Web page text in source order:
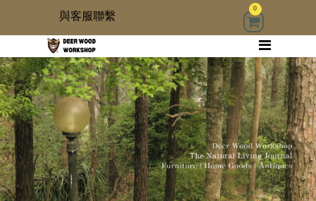
家具
木雜貨
生活器具
與客服聯繫
0